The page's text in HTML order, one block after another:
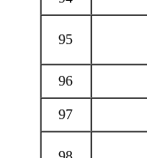
95
96
97